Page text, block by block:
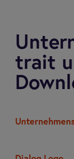
trait